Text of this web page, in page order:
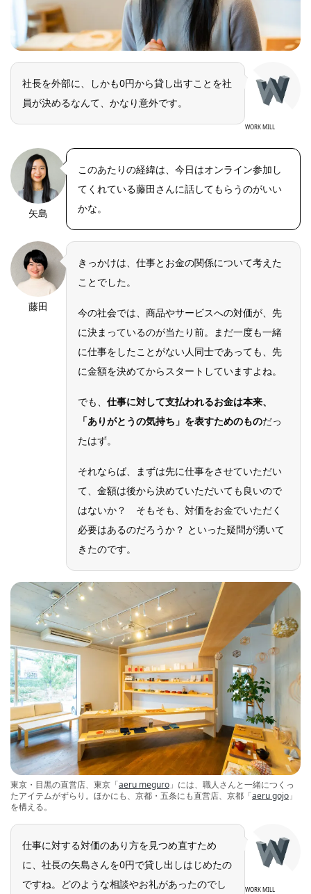
社長を外部に、しかも0円から貸し出すことを社
員が決めるなんて、かなり意外です。
WORK MILL
矢島
このあたりの経緯は、今日はオンライン参加し
てくれている藤田さんに話してもらうのがいい
かな。
藤田
きっかけは、仕事とお金の関係について考えた
ことでした。
今の社会では、商品やサービスへの対価が、先
に決まっているのが当たり前。まだ一度も一緒
に仕事をしたことがない人同士であっても、先
に金額を決めてからスタートしていますよね。
でも、 仕事に対して支払われるお金は本来、
「ありがとうの気持ち」を表すためのものだっ
たはず。
それならば、まずは先に仕事をさせていただい
て、金額は後から決めていただいても良いので
はないか？ そもそも、対価をお金でいただく
必要はあるのだろうか？ といった疑問が湧いて
きたのです。
東京・目黒の直営店、東京「aeru meguro 」には、職人さんと一緒につくっ
たアイテムがずらり。ほかにも、京都・五条にも直営店、京都「aeru gojo 」
を構える。
仕事に対する対価のあり方を見つめ直すため
に、社長の矢島さんを0円で貸し出しはじめたの
ですね。どのような相談やお礼があったのでし
WORK MILL